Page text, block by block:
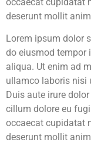
deserunt mollit
Lorem ipsum dolor
do eiusmod tempor
aliqua. Ut enim ad
ullamco laboris nisi
Duis aute irure
cillum dolore eu
occaecat cupidatat
deserunt mollit